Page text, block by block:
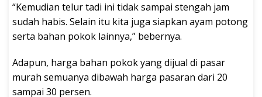
“Kemudian telur tadi ini tidak sampai stengah jam
sudah habis. Selain itu kita juga siapkan ayam potong
serta bahan pokok lainnya,” bebernya.
Adapun, harga bahan pokok yang dijual di pasar
murah semuanya dibawah harga pasaran dari 20
sampai 30 persen.